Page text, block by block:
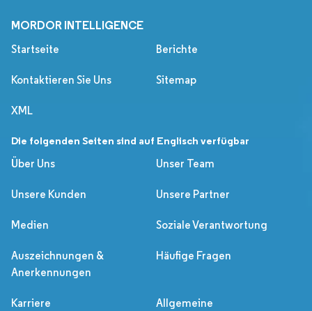
MORDOR INTELLIGENCE
Startseite Berichte
Kontaktieren Sie Uns Sitemap
XML
Die folgenden Seiten sind auf Englisch verfügbar
Über Uns
Unser Team
Unsere Kunden Unsere Partner
Medien Soziale Verantwortung
Auszeichnungen &
Anerkennungen
Häufige Fragen
Karriere
Allgemeine